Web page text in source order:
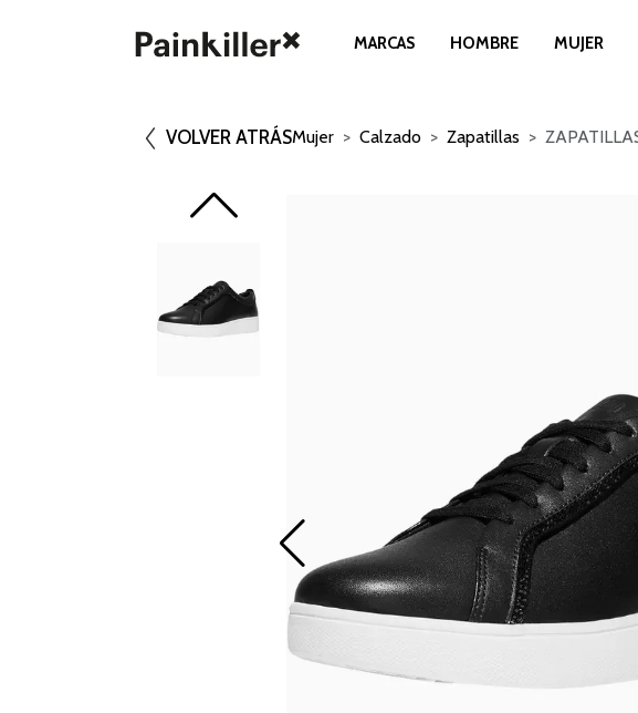
MARCAS HOMBRE MUJER
VOLVER ATRÁSMujer Calzado Zapatillas